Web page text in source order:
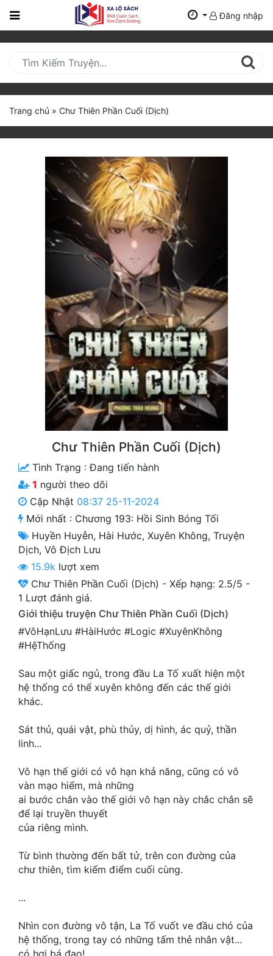
Trang
Mới
Cập
Nhật
(current)
Hoàn Thành
Truyện Convert
Truyện Dịch
Truyện Nhập Môn
Truyện ngắn
Cung Đấu
Cạnh Kỹ
Cổ Tiên Hiệp
Cổ Đại
Du Hí
Dã Sử
Dị Giới
Dị Năng
Gia Đấu
Góc Nhìn Nam
Góc Nhìn Nữ
Huyền Huyễn
Huyền Nghi
Huyền Ảo
Hài Hước
Học Đường
Khoa Huyễn Không Gian
Kinh Dị
Đăng nhập
Trang chủ » Chư Thiên Phần Cuối (Dịch)
Chư Thiên Phần Cuối (Dịch)
Tình Trạng :Đang tiến hành
1 người theo dõi
Cập Nhật 08:37 25-11-2024
Mới nhất : Chương 193: Hồi Sinh Bóng Tối
Huyền Huyễn, Hài Hước, Xuyên Không, Truyện
Dịch, Vô Địch Lưu
15.9k lượt xem
Chư Thiên Phần Cuối (Dịch) - Xếp hạng: 2.5/5 -
1 Lượt đánh giá.
Giới thiệu truyện Chư Thiên Phần Cuối (Dịch)
#VôHạnLưu #HàiHước #Logic #XuyênKhông
#HệThống
Sau một giấc ngủ, trong đầu La Tố xuất hiện một
hệ thống có thể xuyên không đến các thế giới
khác.
Sát thủ, quái vật, phù thủy, dị hình, ác quỷ, thần
linh...
Vô hạn thế giới có vô hạn khả năng, cũng có vô
vàn mạo hiểm, mà những
ai bước chân vào thế giới vô hạn này chắc chắn sẽ
để lại truyền thuyết
của riêng mình.
Từ bình thường đến bất tử, trên con đường của
chư thiên, tìm kiếm điểm cuối cùng.
...
Nhìn con đường vô tận, La Tố vuốt ve đầu chó của
hệ thống, trong tay có những tấm thẻ nhân vật...